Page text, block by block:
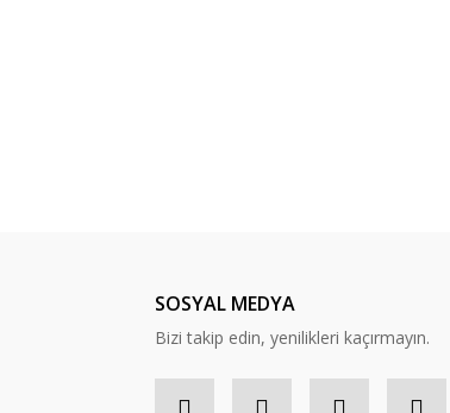
SOSYAL MEDYA
Bizi takip edin, yenilikleri kaçırmayın.